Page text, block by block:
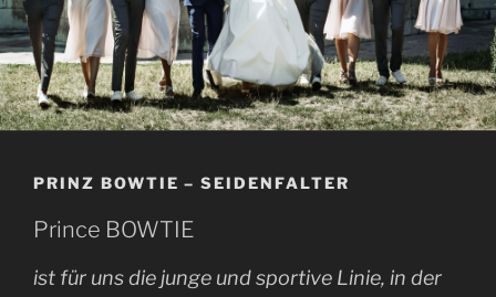
PRINZ BOWTIE – SEIDENFALTER
Prince BOWTIE
ist für uns die junge und sportive Linie, in der